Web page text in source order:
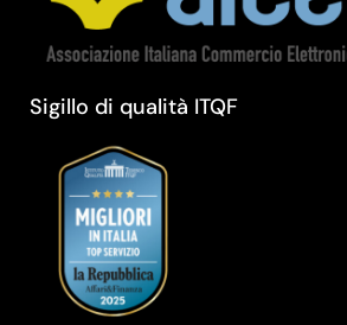
Sigillo di qualità ITQF